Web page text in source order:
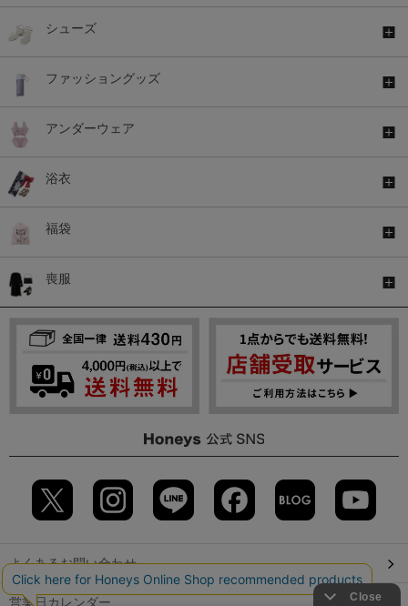
シューズ
ファッショングッズ
アンダーウェア
浴衣
福袋
喪服
よくあるお問い合わせ
営業日カレンダー